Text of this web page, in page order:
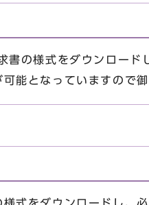
の様式をダウンロード
能となっていますので御